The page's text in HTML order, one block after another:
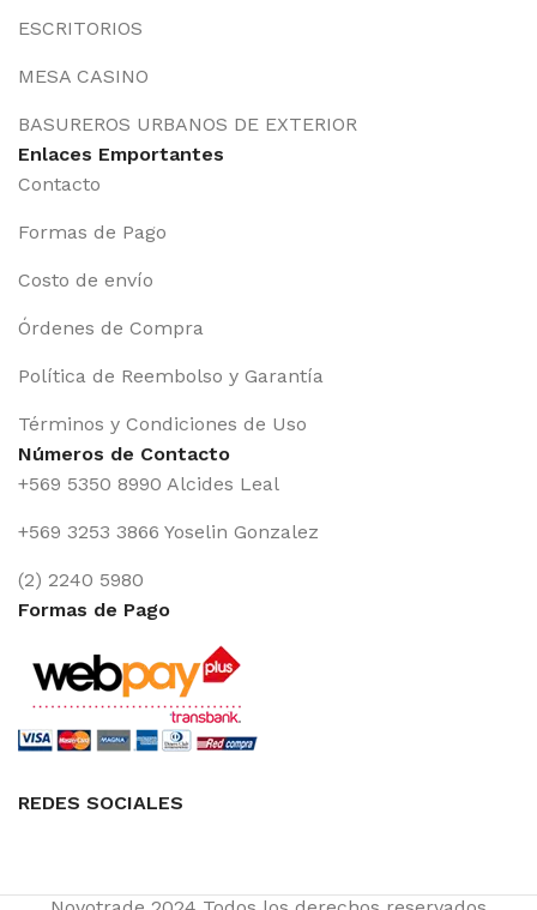
ESCRITORIOS
MESA CASINO
BASUREROS URBANOS DE EXTERIOR
Enlaces Emportantes
Contacto
Formas de Pago
Costo de envío
Órdenes de Compra
Política de Reembolso y Garantía
Términos y Condiciones de Uso
Números de Contacto
+569 5350 8990 Alcides Leal
+569 3253 3866 Yoselin Gonzalez
(2) 2240 5980
Formas de Pago
REDES SOCIALES